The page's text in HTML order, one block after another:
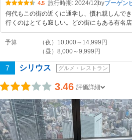
4.5 旅行時期: 2024/12 byブーゲン
何代もこの街の近くに通学し、慣れ親しんで
行くのはとても寂しい。どの街にもある有名
予算
（夜）10,000～14,999円
（昼）8,000～9,999円
7 シリウス グルメ・レストラン
3.46 評価詳細